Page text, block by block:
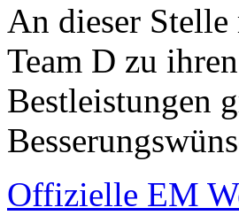
An dieser
Team D zu
Bestleistungen
Offizielle EM